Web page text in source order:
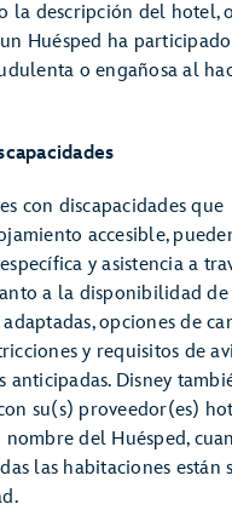
la descripción del hotel,
Huésped ha
o engañosa al
con discapacidades que
accesible,
y asistencia a
a la disponibilidad de
opciones de
y requisitos de
anticipadas. Disney
su(s) proveedor(es)
del Huésped,
las habitaciones están